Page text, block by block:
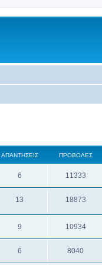
ΑΠΑΝΤΉΣΕΙΣ ΠΡΟΒΟΛΈΣ
6 11333
13 18873
9 10934
6 8040